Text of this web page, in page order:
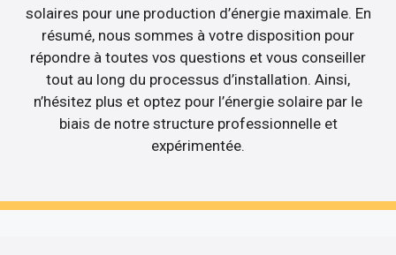
solaires pour une production d’énergie maximale. En
résumé, nous sommes à votre disposition pour
répondre à toutes vos questions et vous conseiller
tout au long du processus d’installation. Ainsi,
n’hésitez plus et optez pour l’énergie solaire par le
biais de notre structure professionnelle et
expérimentée.